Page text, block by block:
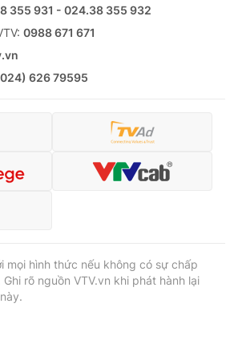
355 931 - 024.38 355 932
0988 671 671
626 79595
mọi hình thức nếu không có sự chấp
rõ nguồn VTV.vn khi phát hành lại